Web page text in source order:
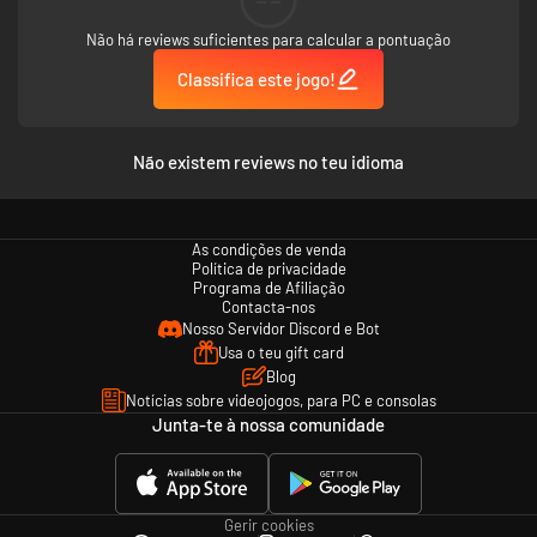
tua viagem por Tamriel.
**Disponível no lançamento do Necrom.
receberão o capítuloNecromou o capítuloNecrom
Não há reviews suficientes para calcular a pontuação
Classifica este jogo!
Não existem reviews no teu idioma
As condições de venda
Política de privacidade
Programa de Afiliação
Contacta-nos
Nosso Servidor Discord e Bot
Usa o teu gift card
Blog
Notícias sobre videojogos, para PC e consolas
Junta-te à nossa comunidade
Gerir cookies